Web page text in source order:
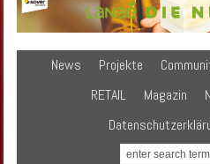
News Projekte
RETAIL
Magazin